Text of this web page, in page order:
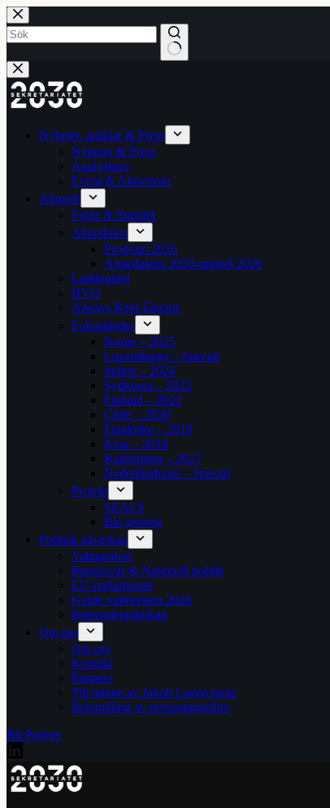
Hoppa
till
innehåll
Inga
resultat
Nyheter, artiklar & Press
Nyheter & Press
Analysbrev
Event & Aktiviteter
Aktuellt
Fakta & Statistik
Almedalen
Program 2026
Almedalens 2030-mingel 2026
Laddguldet
HVO
Always Rent Electric
Fokusländer
Norge – 2025
Luxemburgs – Special
Indien – 2024
Sydkorea – 2023
Finland – 2022
Chile – 2020
Frankrike – 2019
Kina – 2018
Kalifornien – 2017
Nederländerna – Special
Projekt
SEALS
Blå genväg
Politisk påverkan
Valmanifest
Remissvar & Nationell politik
EU-parlamentet
Guide valrörelsen 2026
Beteendepraktikan
Om oss
Om oss
Kontakt
Partners
Till minne av Jakob Lagercrantz
Behandling av personuppgifter
Bli Partner